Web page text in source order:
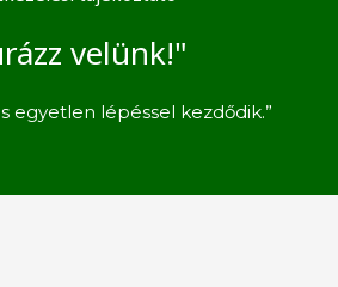
velünk!"
egyetlen lépéssel kezdődik.”